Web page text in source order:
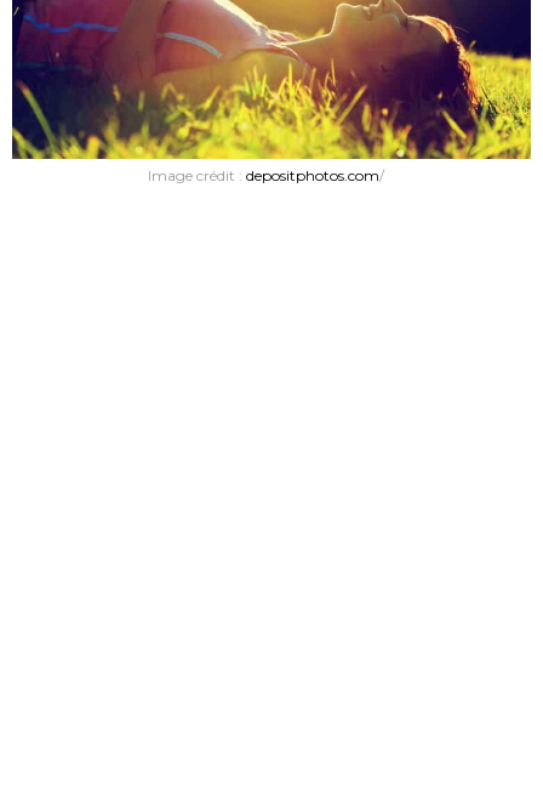
Image crédit : depositphotos.com/